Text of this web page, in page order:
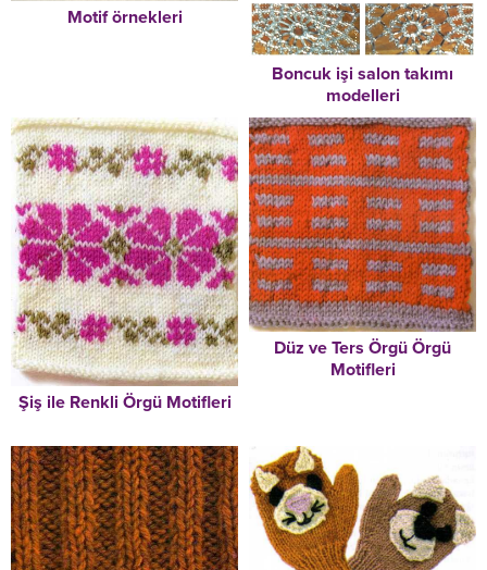
Motif örnekleri
Boncuk işi salon takımı
modelleri
Şiş ile Renkli Örgü Motifleri
Düz ve Ters Örgü Örgü
Motifleri